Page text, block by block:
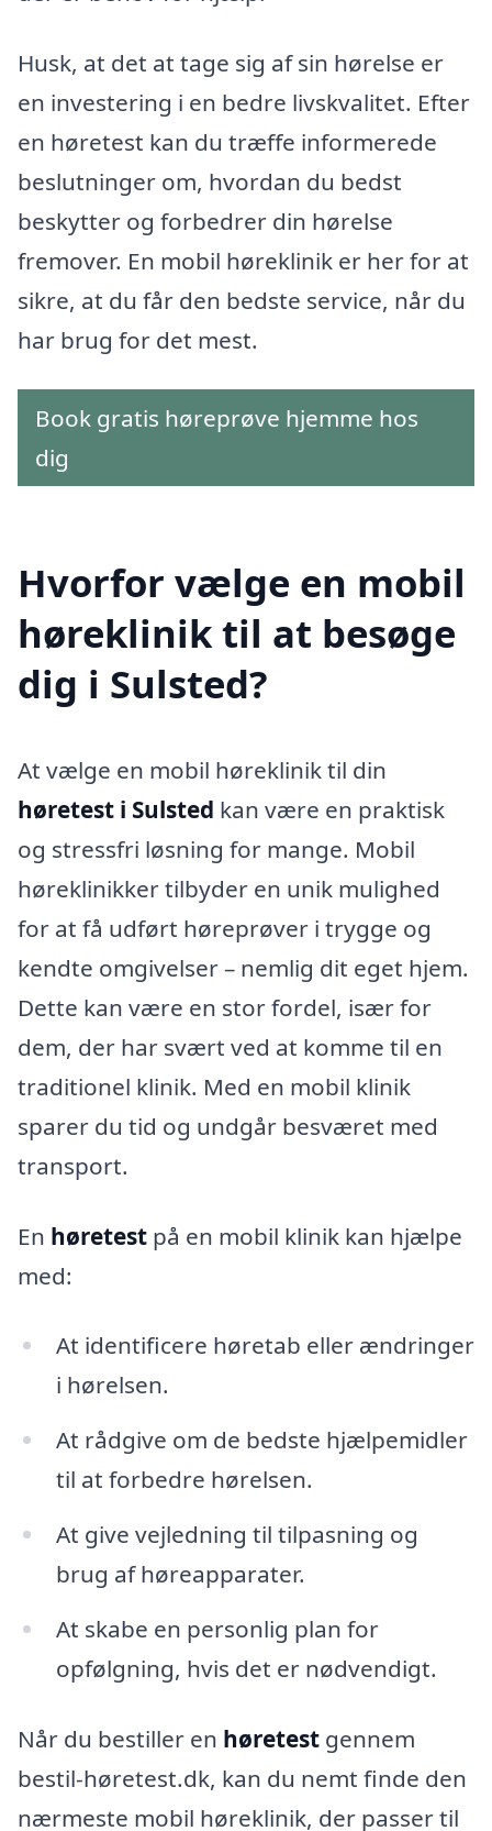
Husk, at det at tage sig af sin hørelse er
en investering i en bedre livskvalitet. Efter
en høretest kan du træffe informerede
beslutninger om, hvordan du bedst
beskytter og forbedrer din hørelse
fremover. En mobil høreklinik er her for at
sikre, at du får den bedste service, når du
har brug for det mest.
Book gratis høreprøve hjemme hos
dig
Hvorfor vælge en mobil
høreklinik til at besøge
dig i Sulsted?
At vælge en mobil høreklinik til din
høretest i Sulsted kan være en praktisk
og stressfri løsning for mange. Mobil
høreklinikker tilbyder en unik mulighed
for at få udført høreprøver i trygge og
kendte omgivelser – nemlig dit eget hjem.
Dette kan være en stor fordel, især for
dem, der har svært ved at komme til en
traditionel klinik. Med en mobil klinik
sparer du tid og undgår besværet med
transport.
En høretest på en mobil klinik kan hjælpe
med:
At identificere høretab eller ændringer
i hørelsen.
At rådgive om de bedste hjælpemidler
til at forbedre hørelsen.
At give vejledning til tilpasning og
brug af høreapparater.
At skabe en personlig plan for
opfølgning, hvis det er nødvendigt.
Når du bestiller en høretest gennem
bestil-høretest.dk, kan du nemt finde den
nærmeste mobil høreklinik, der passer til